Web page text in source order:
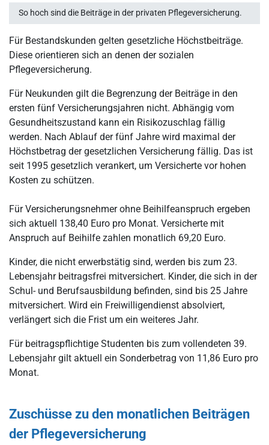
So hoch sind die Beiträge in der privaten Pflegeversicherung.
Für Bestandskunden gelten gesetzliche Höchstbeiträge.
Diese orientieren sich an denen der sozialen
Pflegeversicherung.
Für Neukunden gilt die Begrenzung der Beiträge in den
ersten fünf Versicherungsjahren nicht. Abhängig vom
Gesundheitszustand kann ein Risikozuschlag fällig
werden. Nach Ablauf der fünf Jahre wird maximal der
Höchstbetrag der gesetzlichen Versicherung fällig. Das ist
seit 1995 gesetzlich verankert, um Versicherte vor hohen
Kosten zu schützen.
Für Versicherungsnehmer ohne Beihilfeanspruch ergeben
sich aktuell 138,40 Euro pro Monat. Versicherte mit
Anspruch auf Beihilfe zahlen monatlich 69,20 Euro.
Kinder, die nicht erwerbstätig sind, werden bis zum 23.
Lebensjahr beitragsfrei mitversichert. Kinder, die sich in der
Schul- und Berufsausbildung befinden, sind bis 25 Jahre
mitversichert. Wird ein Freiwilligendienst absolviert,
verlängert sich die Frist um ein weiteres Jahr.
Für beitragspflichtige Studenten bis zum vollendeten 39.
Lebensjahr gilt aktuell ein Sonderbetrag von 11,86 Euro pro
Monat.
Zuschüsse zu den monatlichen Beiträgen
der Pflegeversicherung